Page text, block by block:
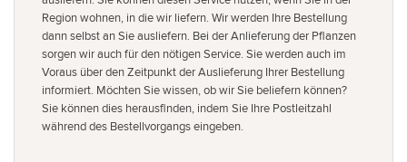
Region wohnen, in die wir liefern. Wir werden Ihre Bestellung
dann selbst an Sie ausliefern. Bei der Anlieferung der Pflanzen
sorgen wir auch für den nötigen Service. Sie werden auch im
Voraus über den Zeitpunkt der Auslieferung Ihrer Bestellung
informiert. Möchten Sie wissen, ob wir Sie beliefern können?
Sie können dies herausfinden, indem Sie Ihre Postleitzahl
während des Bestellvorgangs eingeben.